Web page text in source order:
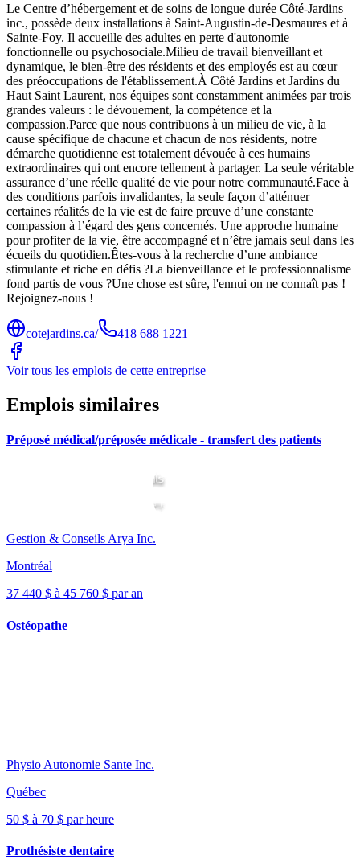
Le Centre d’hébergement et de soins de longue durée Côté-Jardins
inc., possède deux installations à Saint-Augustin-de-Desmaures et à
Sainte-Foy. Il accueille des adultes en perte d'autonomie
fonctionnelle ou psychosociale.Milieu de travail bienveillant et
dynamique, le bien-être des résidents et des employés est au cœur
des préoccupations de l'établissement.À Côté Jardins et Jardins du
Haut Saint Laurent, nos équipes sont constamment animées par trois
grandes valeurs : le dévouement, la compétence et la
compassion.Parce que nous contribuons à un milieu de vie, à la
cause spécifique de chacune et chacun de nos résidents, notre
démarche quotidienne est totalement dévouée à ces humains
extraordinaires qui ont encore tellement à partager. La seule véritable
assurance d’une réelle qualité de vie pour notre communauté.Face à
des conditions parfois invalidantes, la seule façon d’atténuer
certaines réalités de la vie est de faire preuve d’une constante
compassion à l’égard des gens concernés. Une approche humaine
pour profiter de la vie, être accompagné et n’être jamais seul dans les
écueils du quotidien.Êtes-vous à la recherche d’une ambiance
stimulante et riche en défis ?La bienveillance et le professionnalisme
fond partis de vous ?Une chose est sûre, l'ennui on ne connaît pas !
Rejoignez-nous !
cotejardins.ca/ 418 688 1221
Voir tous les emplois de cette entreprise
Emplois similaires
Préposé médical/préposée médicale - transfert des patients
Gestion & Conseils Arya Inc.
Montréal
37 440 $ à 45 760 $ par an
Ostéopathe
Physio Autonomie Sante Inc.
Québec
50 $ à 70 $ par heure
Prothésiste dentaire